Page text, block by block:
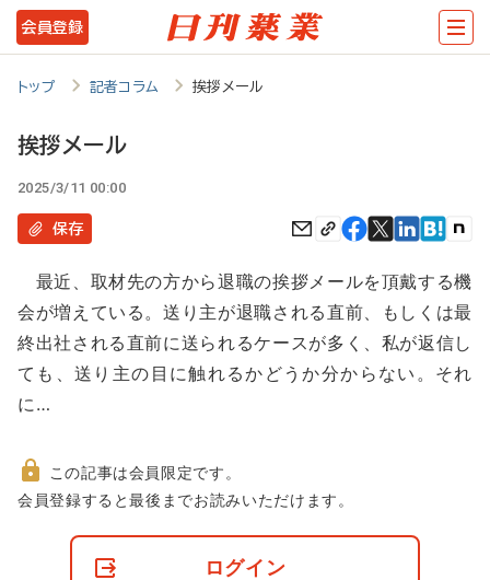
メ
イ
テ
移
動
会員登録
トップ 記者コラム 挨拶メール
挨拶メール
2025/3/11 00:00
保存
最近、取材先の方から退職の挨拶メールを頂戴する機
会が増えている。送り主が退職される直前、もしくは最
終出社される直前に送られるケースが多く、私が返信し
ても、送り主の目に触れるかどうか分からない。それ
に…
非
この記事は会員限定です。
会員登録すると最後までお読みいただけます。
ログイン